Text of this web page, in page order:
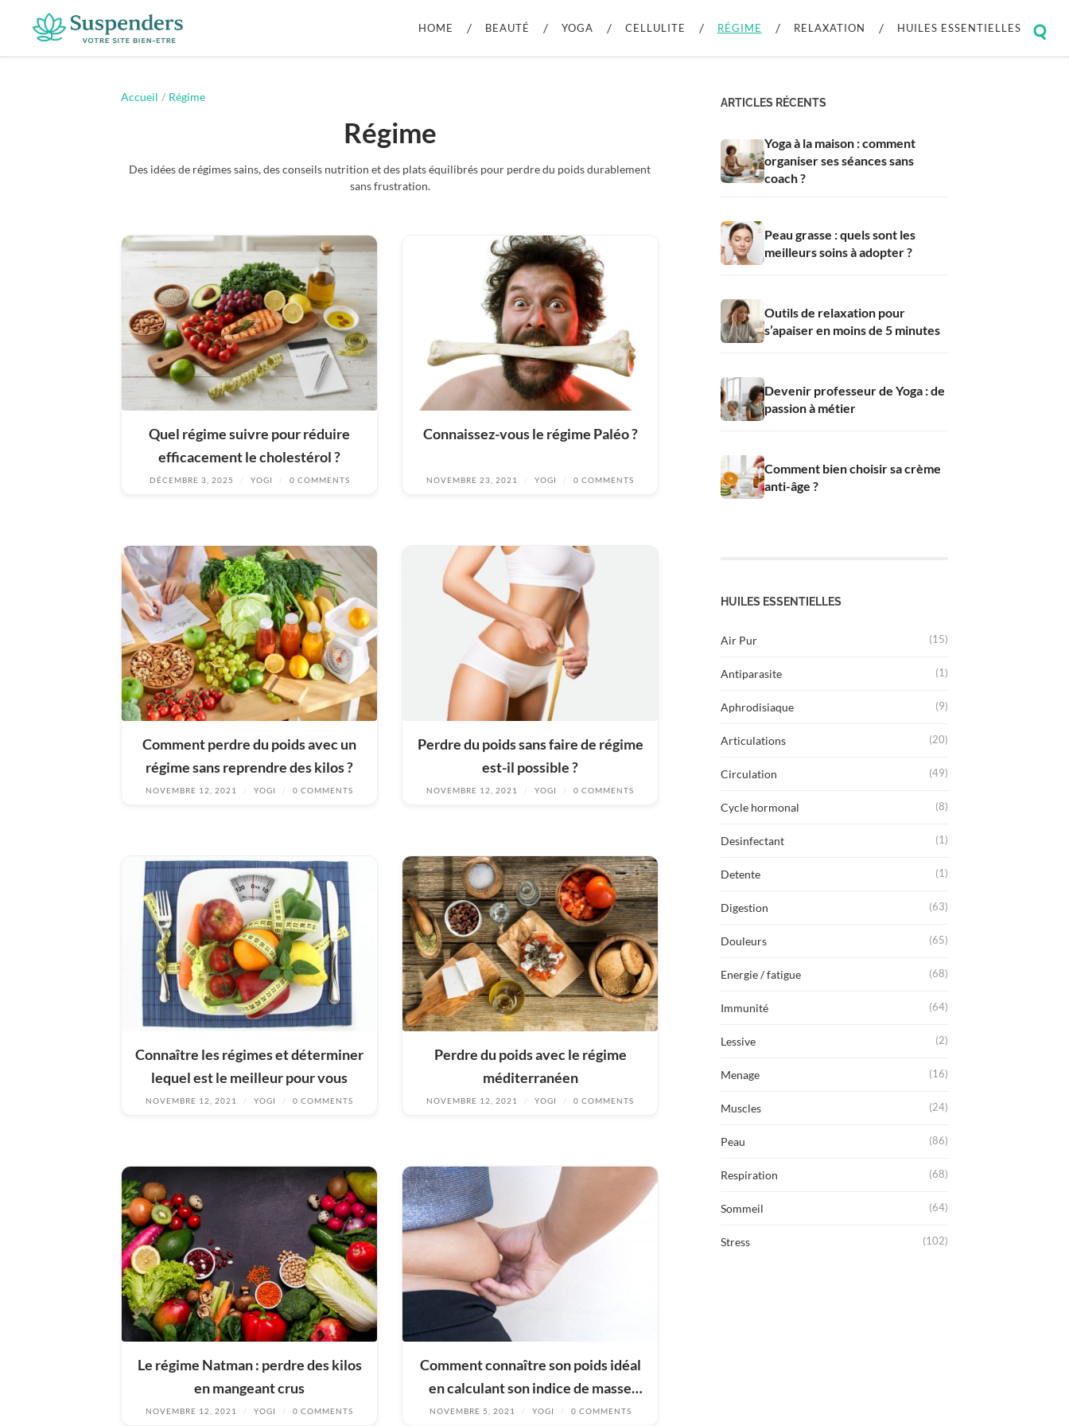
HOME BEAUTÉ YOGA CELLULITE RÉGIME RELAXATION HUILES ESSENTIELLES
field
Accueil / Régime
Régime
Des idées de régimes sains, des conseils nutrition et des plats équilibrés pour perdre du poids durablement
sans frustration.
Quel régime suivre pour réduire
efficacement le cholestérol ?
DÉCEMBRE 3, 2025 / YOGI / 0 COMMENTS
Connaissez-vous le régime Paléo ?
NOVEMBRE 23, 2021 / YOGI / 0 COMMENTS
Comment perdre du poids avec un
régime sans reprendre des kilos ?
NOVEMBRE 12, 2021 / YOGI / 0 COMMENTS
Perdre du poids sans faire de régime
est-il possible ?
NOVEMBRE 12, 2021 / YOGI / 0 COMMENTS
Connaître les régimes et déterminer
lequel est le meilleur pour vous
NOVEMBRE 12, 2021 / YOGI / 0 COMMENTS
Perdre du poids avec le régime
méditerranéen
NOVEMBRE 12, 2021 / YOGI / 0 COMMENTS
Le régime Natman : perdre des kilos
en mangeant crus
NOVEMBRE 12, 2021 / YOGI / 0 COMMENTS
Comment connaître son poids idéal
en calculant son indice de masse
corporelle (IMC) ? –
NOVEMBRE 5, 2021 / YOGI / 0 COMMENTS
ARTICLES RÉCENTS
Yoga à la maison : comment
organiser ses séances sans
coach ?
Peau grasse : quels sont les
meilleurs soins à adopter ?
Outils de relaxation pour
s’apaiser en moins de 5 minutes
Devenir professeur de Yoga : de
passion à métier
Comment bien choisir sa crème
anti-âge ?
HUILES ESSENTIELLES
Air Pur (15)
Antiparasite (1)
Aphrodisiaque (9)
Articulations (20)
Circulation (49)
Cycle hormonal (8)
Desinfectant (1)
Detente (1)
Digestion (63)
Douleurs (65)
Energie / fatigue (68)
Immunité (64)
Lessive (2)
Menage (16)
Muscles (24)
Peau (86)
Respiration (68)
Sommeil (64)
Stress (102)